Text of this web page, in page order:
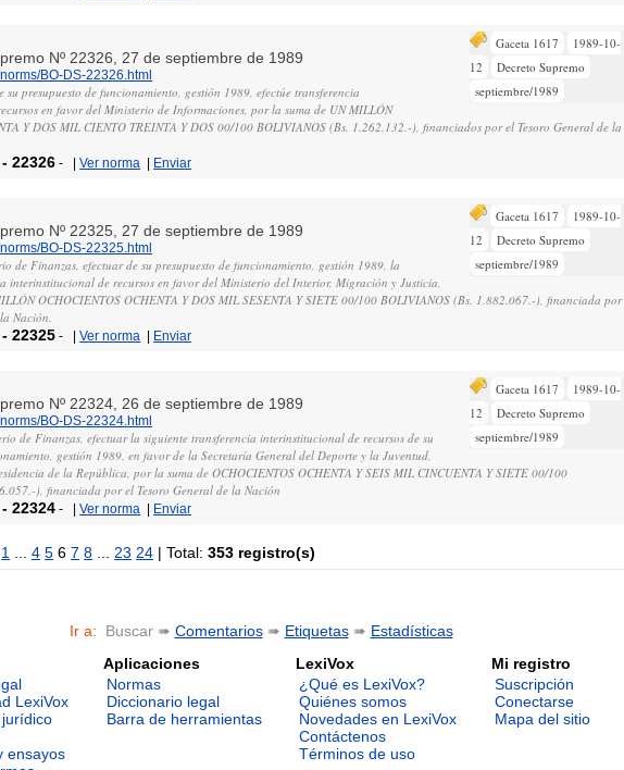
Gaceta 1617
1989-10-
12
Decreto Supremo
septiembre/1989
Nº 22326, 27 de septiembre de 1989
BO-DS-22326.html
presupuesto de funcionamiento, gestión 1989, efectúe transferencia
en favor del Ministerio de Informaciones, por la suma de UN MILLÓN
Y DOS MIL CIENTO TREINTA Y DOS 00/100 BOLIVIANOS (Bs. 1.262.132.-), financiados por el Tesoro General de la
-22326 - |Ver norma Enviar
Gaceta 1617
1989-10-
12
Decreto Supremo
septiembre/1989
Nº 22325, 27 de septiembre de 1989
BO-DS-22325.html
de Finanzas, efectuar de su presupuesto de funcionamiento, gestión 1989, la
interinstitucional de recursos en favor del Ministerio del Interior, Migración y Justicia,
OCHOCIENTOS OCHENTA Y DOS MIL SESENTA Y SIETE 00/100 BOLIVIANOS (Bs. 1.882.067.-), financiada por
Nación.
-22325 - |Ver norma Enviar
Gaceta 1617
1989-10-
12
Decreto Supremo
septiembre/1989
Nº 22324, 26 de septiembre de 1989
BO-DS-22324.html
de Finanzas, efectuar la siguiente transferencia interinstitucional de recursos de su
gestión 1989, en favor de la Secretaría General del Deporte y la Juventud,
de la República, por la suma de OCHOCIENTOS OCHENTA Y SEIS MIL CINCUENTA Y SIETE 00/100
), financiada por el Tesoro General de la Nación
-22324 - |Ver norma Enviar
1 ...4 5 67 8 23 24 | Total:353 registro(s)
Ir a: Buscar ➠ Comentarios➠ Etiquetas➠ Estadísticas
LexiVox
ensayos
Aplicaciones
Normas
Diccionario legal
Barra de herramientas
LexiVox
¿Qué es LexiVox?
Quiénes somos
Novedades en LexiVox
Contáctenos
Términos de uso
Mi registro
Suscripción
Conectarse
Mapa del sitio